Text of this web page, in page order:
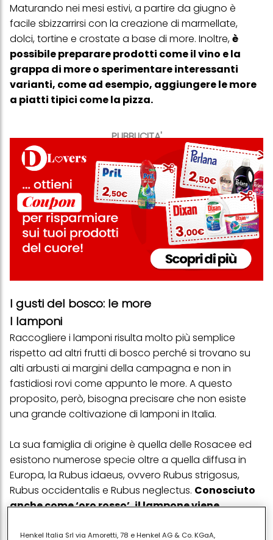
PUBBLICITA'
I gusti del bosco: le more
Maturando nei mesi estivi, a partire da giugno è
facile sbizzarrirsi con la creazione di marmellate,
dolci, tortine e crostate a base di more. Inoltre,è
possibile preparare prodotti come il vino e la
grappa di more o sperimentare interessanti
varianti, come ad esempio, aggiungere le more
a piatti tipici come la pizza.
I lamponi
Raccogliere i lamponi risulta molto più semplice
rispetto ad altri frutti di bosco perché si trovano su
alti arbusti ai margini della campagna e non in
fastidiosi rovi come appunto le more. A questo
proposito, però, bisogna precisare che non esiste
una grande coltivazione di lamponi in Italia.
La sua famiglia di origine è quella delle Rosacee ed
esistono numerose specie oltre a quella diffusa in
Europa, la Rubus idaeus, ovvero Rubus strigosus,
Rubus occidentalis e Rubus neglectus. Conosciuto
anche come ‘oro rosso’, il lampone viene
dell’autunno, quando il suo colore rosso risulta
Henkel Italia Srl via Amoretti, 78 e Henkel AG & Co. KGaA,